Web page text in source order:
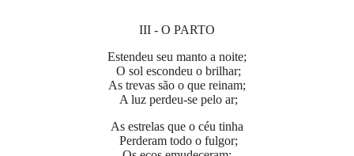
III - O PARTO
Estendeu seu manto a noite;
O sol escondeu o brilhar;
As trevas são o que reinam;
A luz perdeu-se pelo ar;
As estrelas que o céu tinha
Perderam todo o fulgor;